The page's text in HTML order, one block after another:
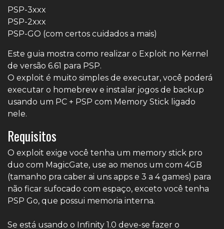
PSP-3xxx
PSP-2xxx
PSP-GO (com certos cuidados a mais)
Este guia mostra como realizar o Exploit no Kernel
de versão 6.61 para PSP.
O exploit é muito simples de executar, você poderá
executar o homebrew e instalar jogos de backup
usando um PC + PSP com Memory Stick ligado
nele.
Requisitos
O exploit exige você tenha um memory stick pro
duo com MagicGate, use ao menos um com 4GB
(tamanho pra caber ai uns apps e 3 a 4 games) para
não ficar sufocado com espaço, exceto você tenha
PSP Go, que possui memoria interna.
Se está usando o Infinity 1.0 deve-se fazer o